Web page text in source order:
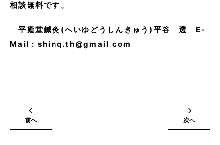
相談無料です。
平癒堂鍼灸(へいゆどうしんきゅう)平谷 透 E-
Mail : shinq.th@gmail.com
前へ 次へ